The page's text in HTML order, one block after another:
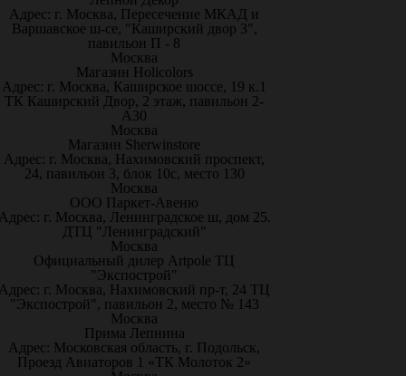
Адрес: г. Москва, Пересечение МКАД и
Варшавское ш-се, "Каширский двор 3",
павильон П - 8
Москва
Магазин Holicolors
Адрес: г. Москва, Каширское шоссе, 19 к.1
ТК Каширский Двор, 2 этаж, павильон 2-
А30
Москва
Магазин Sherwinstore
Адрес: г. Москва, Нахимовский проспект,
24, павильон 3, блок 10с, место 130
Москва
ООО Паркет-Авeню
г. Москва, Ленинградское ш, дом 25.
ДТЦ "Ленинградский"
Москва
Официальный дилер Artpole ТЦ
"Экспострой"
г. Москва, Нахимовский пр-т, 24 ТЦ
"Экспострой", павильон 2, место № 143
Москва
Прима Лепнина
Адрес: Московская область, г. Подольск,
Проезд Авиаторов 1 «ТК Молоток 2»